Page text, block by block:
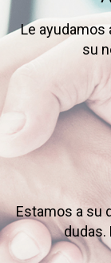
Le ayudamos
su
Estamos a su
dudas.